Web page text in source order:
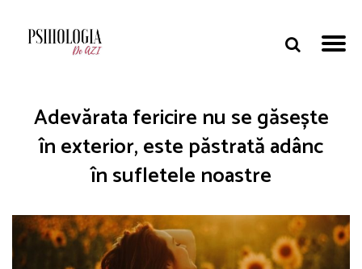
Adevărata fericire nu se găsește
în exterior, este păstrată adânc
în sufletele noastre